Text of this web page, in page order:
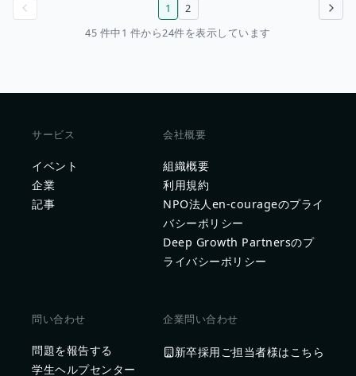
次のページ
1
2
45 件中1 件から24件を表示しています
サービス
イベント
企業
記事
会社概要
組織概要
利用規約
NPO法人en-courageのプライ
バシーポリシー
Deep Growth Partnersのプ
ライバシーポリシー
問い合わせ
問題を報告する
学生ヘルプセンター
企業問い合わせ
新卒採用ご担当者様はこちら